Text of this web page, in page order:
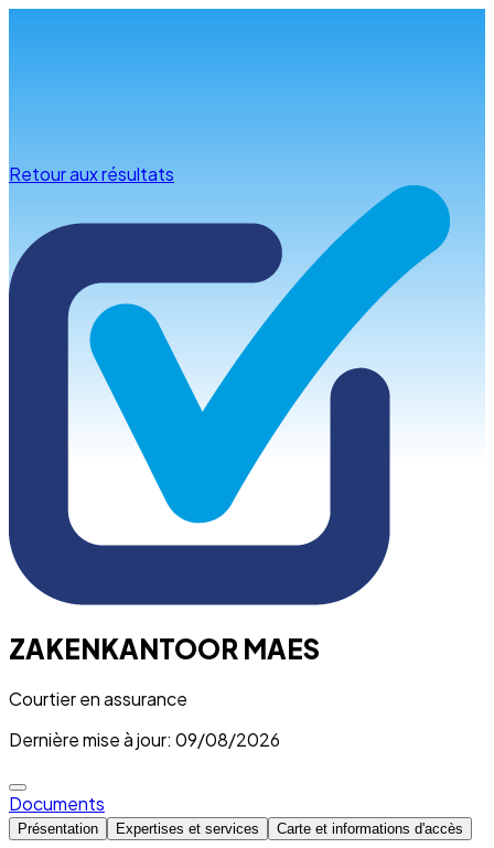
Retour aux résultats
ZAKENKANTOOR MAES
Courtier en assurance
Dernière mise à jour: 09/08/2026
Documents
Présentation Expertises et services Carte et informations d'accès